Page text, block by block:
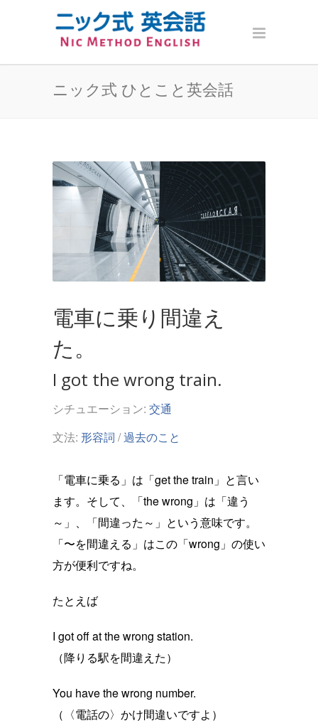
ニック式 ひとこと英会話
電車に乗り間違え
た。
I got the wrong train.
シチュエーション: 交通
文法: 形容詞 /過去のこと
「電車に乗る」は「get the train」と言い
ます。そして、「the wrong」は「違う
～」、「間違った～」という意味です。
「〜を間違える」はこの「wrong」の使い
方が便利ですね。
たとえば
I got off at the wrong station.
（降りる駅を間違えた）
You have the wrong number.
（〈電話の〉かけ間違いですよ）